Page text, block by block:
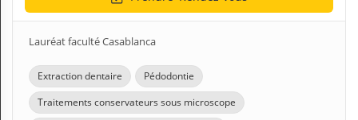
Lauréat faculté Casablanca
Extraction dentaire
Pédodontie
Traitements conservateurs sous microscope